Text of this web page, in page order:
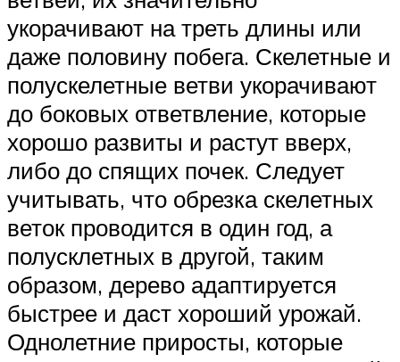
укорачивают на треть длины или
даже половину побега. Скелетные и
полускелетные ветви укорачивают
до боковых ответвление, которые
хорошо развиты и растут вверх,
либо до спящих почек. Следует
учитывать, что обрезка скелетных
веток проводится в один год, а
полусклетных в другой, таким
образом, дерево адаптируется
быстрее и даст хороший урожай.
Однолетние приросты, которые